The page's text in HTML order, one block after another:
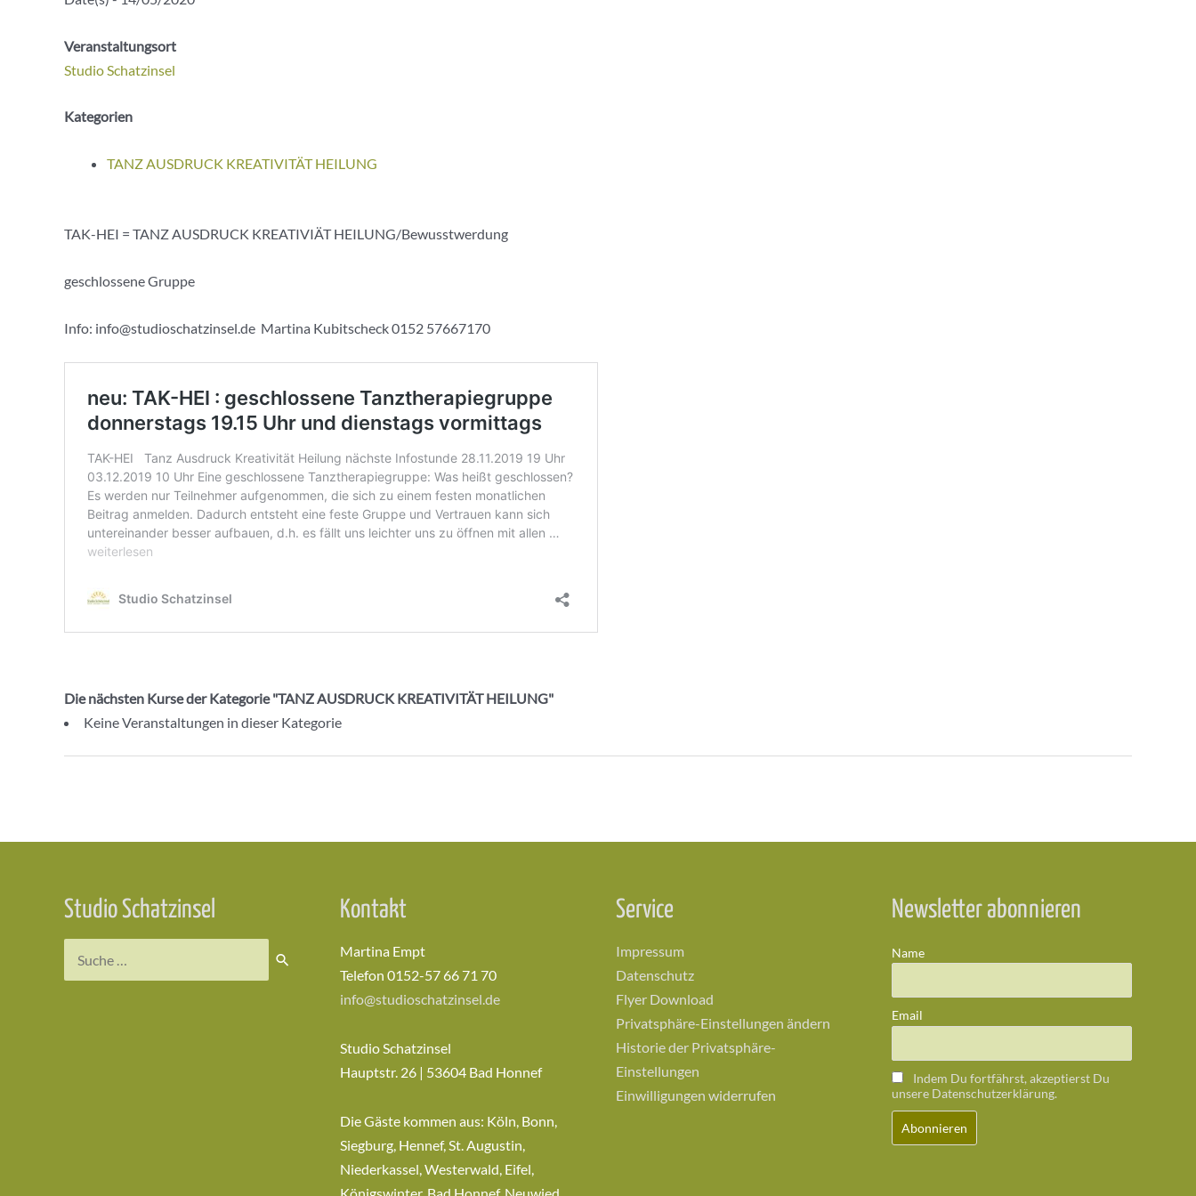
Veranstaltungsort
Studio Schatzinsel
Kategorien
TANZ AUSDRUCK KREATIVITÄT HEILUNG
TAK-HEI = TANZ AUSDRUCK KREATIVIÄT HEILUNG/Bewusstwerdung
geschlossene Gruppe
Info: info@studioschatzinsel.de Martina Kubitscheck 0152 57667170
Die nächsten Kurse der Kategorie "TANZ AUSDRUCK KREATIVITÄT HEILUNG"
Keine Veranstaltungen in dieser Kategorie
Studio Schatzinsel Kontakt
Martina Empt
Telefon 0152-57 66 71 70
info@studioschatzinsel.de
Studio Schatzinsel
Hauptstr. 26 | 53604 Bad Honnef
Die Gäste kommen aus: Köln, Bonn,
Siegburg, Hennef, St. Augustin,
Niederkassel, Westerwald, Eifel,
Service
Impressum
Datenschutz
Flyer Download
Privatsphäre-Einstellungen ändern
Historie der Privatsphäre-
Einstellungen
Einwilligungen widerrufen
Newsletter abonnieren
Name
Email
Indem Du fortfährst, akzeptierst Du
unsere Datenschutzerklärung.